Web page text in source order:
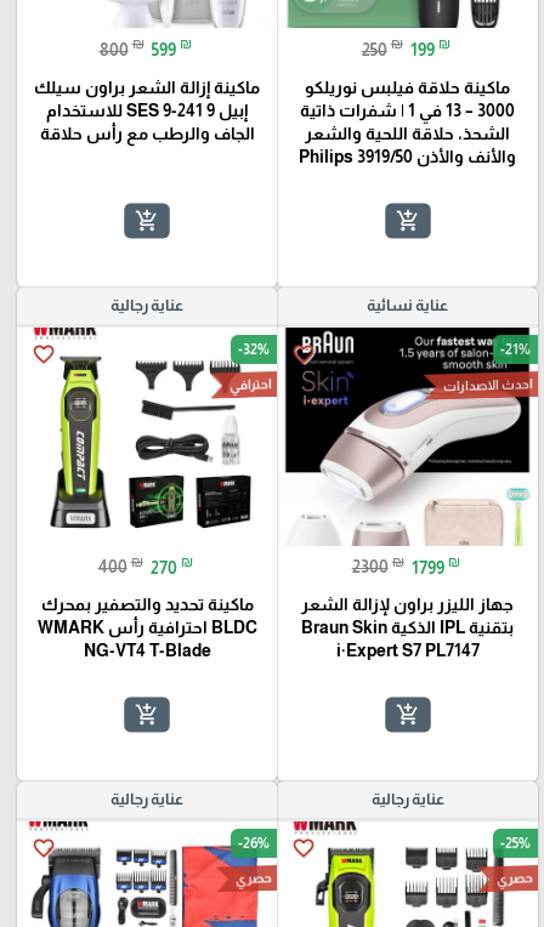
250 ₪ 199 ₪
ماكينة حلاقة فيلبس نوريلكو
3000 – 13 في 1 | شفرات ذاتية
الشحذ، حلاقة اللحية والشعر
والأنف والأذن Philips 3919/50
add_shopping_cart
800 ₪ 599 ₪
ماكينة إزالة الشعر براون سيلك
إبيل 9 SES 9-241 للاستخدام
الجاف والرطب مع رأس حلاقة
add_shopping_cart
عناية نسائية
favorite_border -21%
احدث الاصدارات
2300 ₪ 1799 ₪
جهاز الليزر براون لإزالة الشعر
بتقنية IPL الذكية Braun Skin
i·Expert S7 PL7147
add_shopping_cart
عناية رجالية
favorite_border -32%
احترافي
400 ₪ 270 ₪
ماكينة تحديد والتصفير بمحرك
BLDC احترافية رأس WMARK
NG-VT4 T-Blade
add_shopping_cart
عناية رجالية
favorite_border -25%
حصري
عناية رجالية
favorite_border -26%
حصري